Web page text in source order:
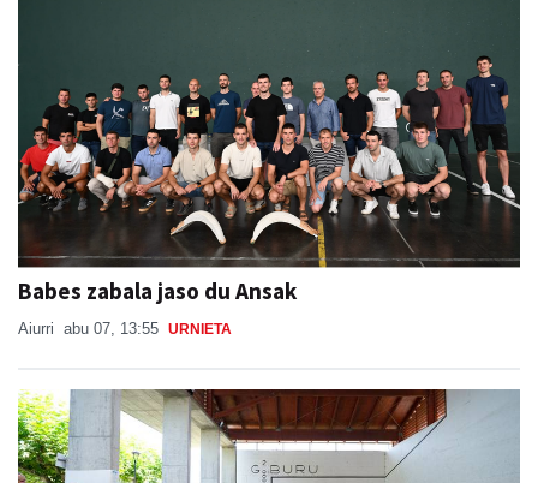
Babes zabala jaso du Ansak
Aiurri abu 07, 13:55 URNIETA